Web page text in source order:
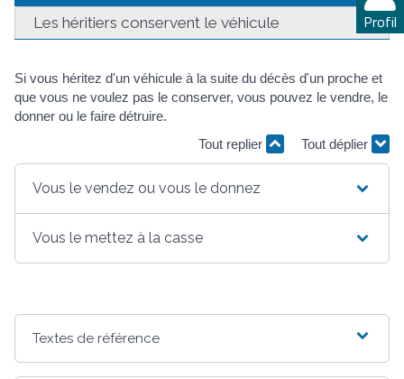
Profil
Les héritiers conservent le véhicule
Si vous héritez d'un véhicule à la suite du décès d'un proche et
que vous ne voulez pas le conserver, vous pouvez le vendre, le
donner ou le faire détruire.
Tout replier
Tout déplier
Vous le vendez ou vous le donnez
Vous le mettez à la casse
Textes de référence